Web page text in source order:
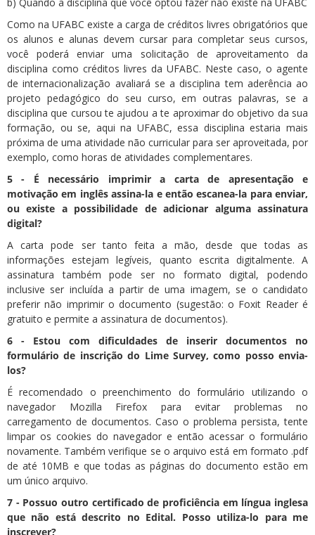
b) Quando a disciplina que você optou fazer não existe na UFABC
Como na UFABC existe a carga de créditos livres obrigatórios que
os alunos e alunas devem cursar para completar seus cursos,
você poderá enviar uma solicitação de aproveitamento da
disciplina como créditos livres da UFABC. Neste caso, o agente
de internacionalização avaliará se a disciplina tem aderência ao
projeto pedagógico do seu curso, em outras palavras, se a
disciplina que cursou te ajudou a te aproximar do objetivo da sua
formação, ou se, aqui na UFABC, essa disciplina estaria mais
próxima de uma atividade não curricular para ser aproveitada, por
exemplo, como horas de atividades complementares.
5 - É necessário imprimir a carta de apresentação e
motivação em inglês assina-la e então escanea-la para enviar,
ou existe a possibilidade de adicionar alguma assinatura
digital?
A carta pode ser tanto feita a mão, desde que todas as
informações estejam legíveis, quanto escrita digitalmente. A
assinatura também pode ser no formato digital, podendo
inclusive ser incluída a partir de uma imagem, se o candidato
preferir não imprimir o documento (sugestão: o Foxit Reader é
gratuito e permite a assinatura de documentos).
6 - Estou com dificuldades de inserir documentos no
formulário de inscrição do Lime Survey, como posso envia-
los?
É recomendado o preenchimento do formulário utilizando o
navegador Mozilla Firefox para evitar problemas no
carregamento de documentos. Caso o problema persista, tente
limpar os cookies do navegador e então acessar o formulário
novamente. Também verifique se o arquivo está em formato .pdf
de até 10MB e que todas as páginas do documento estão em
um único arquivo.
7 - Possuo outro certificado de proficiência em língua inglesa
que não está descrito no Edital. Posso utiliza-lo para me
inscrever?